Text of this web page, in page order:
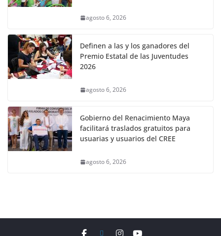
agosto 6, 2026
Definen a las y los ganadores del
Premio Estatal de las Juventudes
2026
agosto 6, 2026
Gobierno del Renacimiento Maya
facilitará traslados gratuitos para
usuarias y usuarios del CREE
agosto 6, 2026